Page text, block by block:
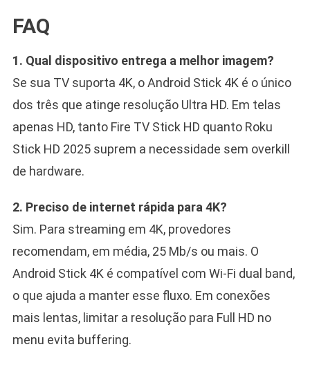
FAQ
1. Qual dispositivo entrega a melhor imagem?
Se sua TV suporta 4K, o Android Stick 4K é o único
dos três que atinge resolução Ultra HD. Em telas
apenas HD, tanto Fire TV Stick HD quanto Roku
Stick HD 2025 suprem a necessidade sem overkill
de hardware.
2. Preciso de internet rápida para 4K?
Sim. Para streaming em 4K, provedores
recomendam, em média, 25 Mb/s ou mais. O
Android Stick 4K é compatível com Wi-Fi dual band,
o que ajuda a manter esse fluxo. Em conexões
mais lentas, limitar a resolução para Full HD no
menu evita buffering.